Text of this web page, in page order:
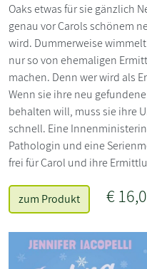
Oaks etwas für sie gänzlich
genau vor Carols schönem
wird. Dummerweise
nur so von ehemaligen
machen. Denn wer wird als
Wenn sie ihre neu
behalten will, muss sie ihre
schnell. Eine
Pathologin und eine
frei für Carol und ihre
zum Produkt €